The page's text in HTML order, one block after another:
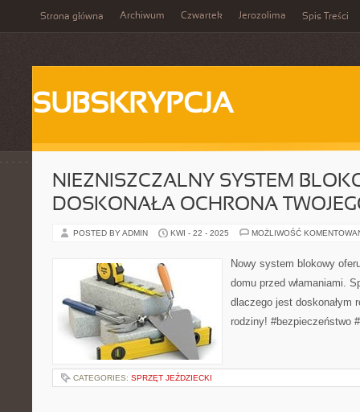
Strona główna Archiwum Czwartek Jerozolima Spis Treści
SUBSKRYPCJA
NIEZNISZCZALNY SYSTEM
DOSKONAŁA OCHRONA
POSTED BY ADMIN KWI - 22 - 2025 MOŻLIWOŚĆ
Nowy system blokowy
domu przed włamaniami.
dlaczego jest doskonałym
rodziny! #bezpieczeństwo
CATEGORIES: SPRZĘT JEŹDZIECKI